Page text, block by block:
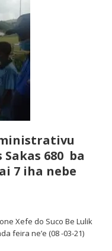
680 ba
7 iha nebe
Xefe do Suco Be Lulik
feira ne’e (08 -03-21)